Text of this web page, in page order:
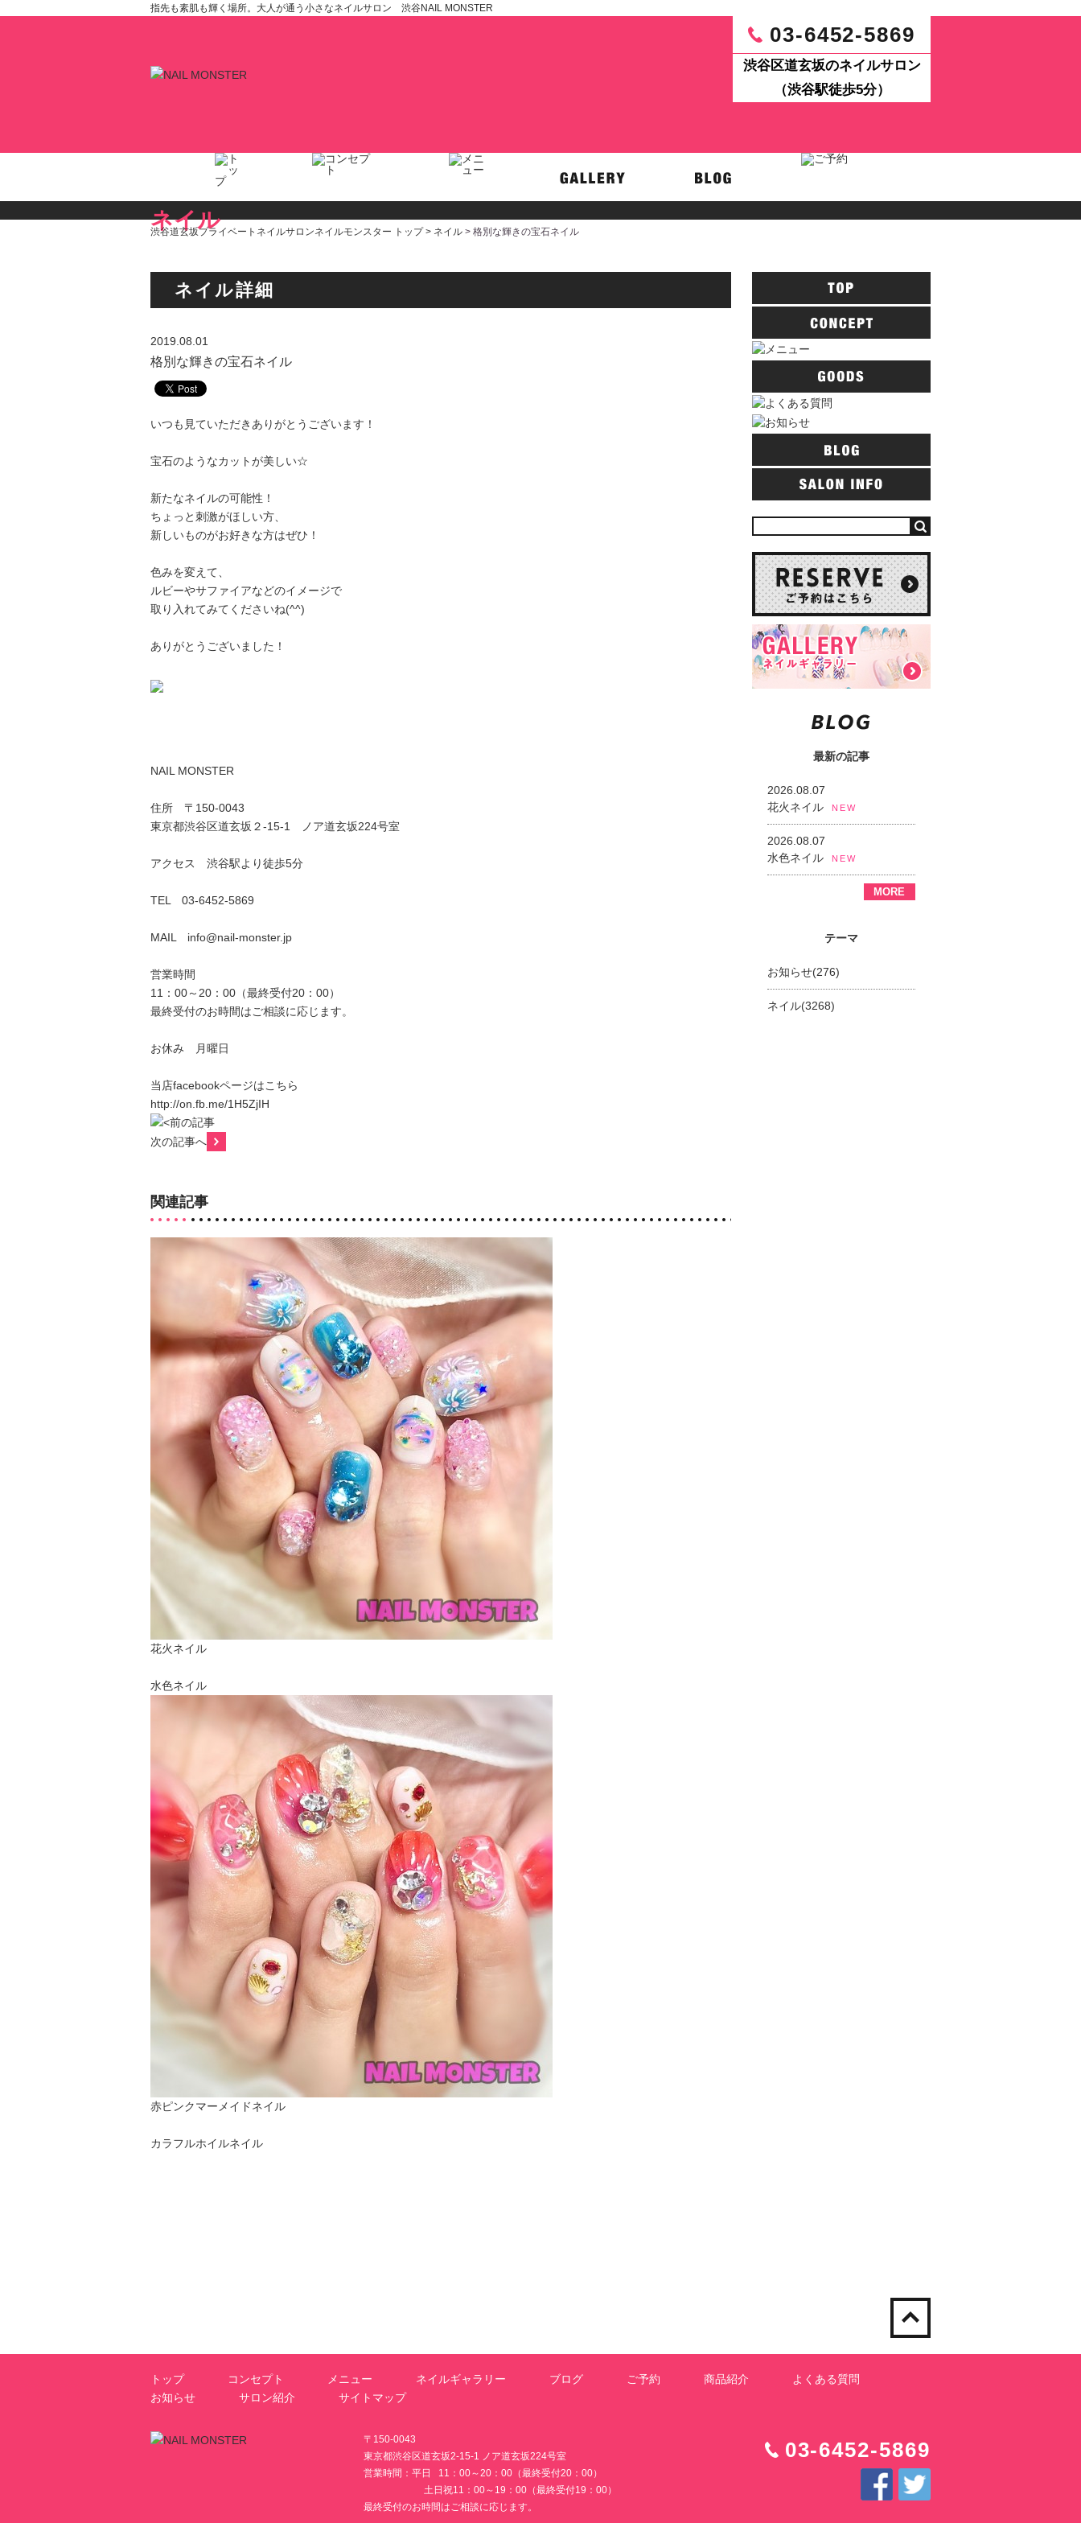
指先も素肌も輝く場所。大人が通う小さなネイルサロン 渋谷NAIL MONSTER
03-6452-5869
渋谷区道玄坂のネイルサロン
（渋谷駅徒歩5分）
パワーアップ！
ネイル
渋谷道玄坂プライベートネイルサロンネイルモンスター トップ > ネイル > 格別な輝きの宝石ネイル
ネイル詳細
2019.08.01
格別な輝きの宝石ネイル
いつも見ていただきありがとうございます！
宝石のようなカットが美しい☆
新たなネイルの可能性！
ちょっと刺激がほしい方、
新しいものがお好きな方はぜひ！
色みを変えて、
ルビーやサファイアなどのイメージで
取り入れてみてくださいね(^^)
ありがとうございました！
NAIL MONSTER
住所 〒150-0043
東京都渋谷区道玄坂２-15-1 ノア道玄坂224号室
アクセス 渋谷駅より徒歩5分
TEL 03-6452-5869
MAIL info@nail-monster.jp
営業時間
11：00～20：00（最終受付20：00）
最終受付のお時間はご相談に応じます。
お休み 月曜日
当店facebookページはこちら
http://on.fb.me/1H5ZjIH
前の記事
次の記事へ
関連記事
花火ネイル
水色ネイル
赤ピンクマーメイドネイル
カラフルホイルネイル
最新の記事
2026.08.07
花火ネイル
NEW
2026.08.07
水色ネイル
NEW
MORE
テーマ
お知らせ(276)
ネイル(3268)
トップ コンセプト メニュー ネイルギャラリー ブログ ご予約 商品紹介
よくある質問
お知らせ
サロン紹介 サイトマップ
〒150-0043
東京都渋谷区道玄坂2-15-1 ノア道玄坂224号室
営業時間：平日 11：00～20：00（最終受付20：00）
土日祝11：00～19：00（最終受付19：00）
最終受付のお時間はご相談に応じます。
03-6452-5869